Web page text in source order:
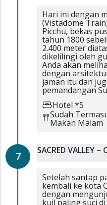
Hari ini dengan
(Vistadome
Picchu, bekas
tahun 1800
2.400 meter
dikelilingi oleh
Anda akan
dengan
jaman itu dan
pemandangan
Hotel *5
Sudah
Makan Malam
7 SACRED VALLEY –
Setelah santap
kembali ke kota
dengan
kuil paling suci